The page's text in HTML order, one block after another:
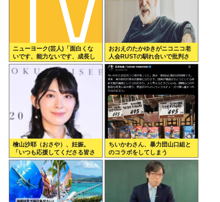
ニューヨーク(芸人)「面白くな
いです、能力ないです、成長し
ないです、たびたび炎上しま
す」←それでもゴリ押される理
おおえのたかゆきがニコニコ老
人会RUSTの馴れ合いで批判さ
れてるけど、おえちゃん言うほ
ど悪いか？
檜山沙耶（おさや）、妊娠。
「いつも応援してくださる皆さ
まに感謝 」
ちいかわさん、暴力団山口組と
のコラボをしてしまう